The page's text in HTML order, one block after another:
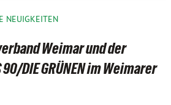
NEUIGKEITEN
Weimar und der
DIE GRÜNEN im Weimarer